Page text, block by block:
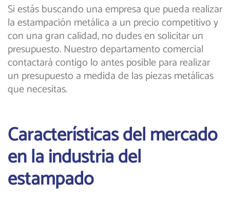
Si estás buscando una empresa que pueda realizar
la estampación metálica a un precio competitivo y
con una gran calidad, no dudes en solicitar un
presupuesto. Nuestro departamento comercial
contactará contigo lo antes posible para realizar
un presupuesto a medida de las piezas metálicas
que necesitas.
Características del mercado
en la industria del
estampado